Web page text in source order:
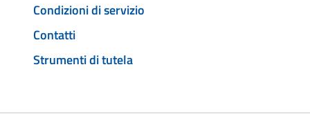
Condizioni di servizio
Contatti
Strumenti di tutela